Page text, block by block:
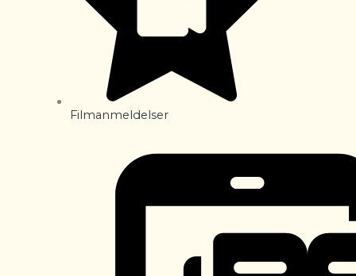
Filmanmeldelser